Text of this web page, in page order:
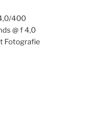
400
@ f 4,0
Fotografie